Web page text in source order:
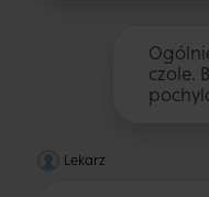
czole.
Lekarz